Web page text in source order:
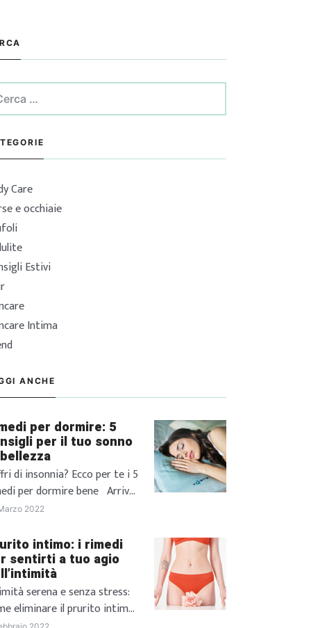
Care
e occhiaie
Estivi
Intima
ANCHE
per dormire: 5
per il tuo sonno
di insonnia? Ecco per te i 5
per dormire bene Arriva
tutti quel fatidico momento
di andare a dormire,
con ansia il momento
potrai finalmente posare la
sul cuscino e,
passi la notte a
2022
intimo: i rimedi
sentirti a tuo agio
serena e senza stress:
eliminare il prurito intimo